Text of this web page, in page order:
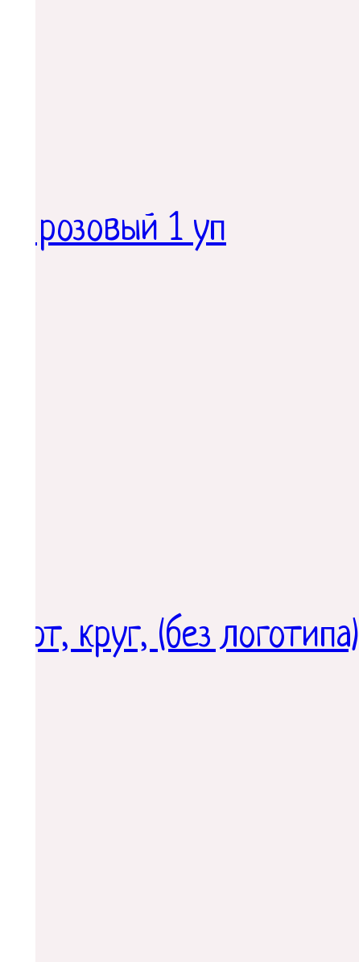
розовый 1 уп
круг, (без логотипа)